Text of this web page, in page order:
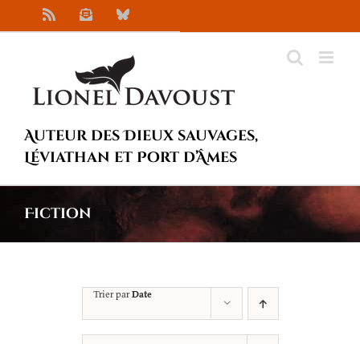
au
NewsletterBluesky
Auteur des Dieux sauvages,
Léviathan et Port d’Âmes
Fiction
Trier parDate